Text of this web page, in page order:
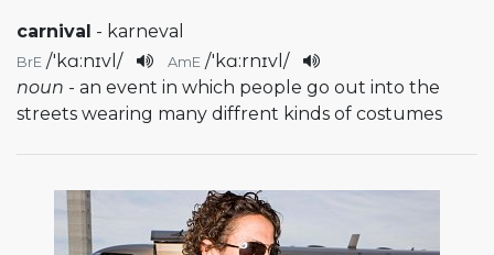
carnival - karneval
BrE /'kɑ:nɪvl / AmE /'kɑ:rnɪvl /
noun - an event in which people go out into the
streets wearing many diffrent kinds of costumes